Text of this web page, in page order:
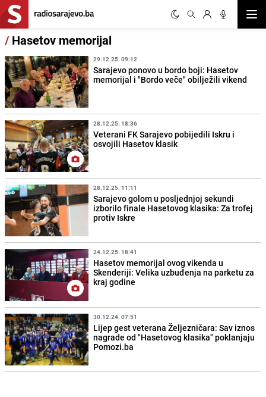
/ Hasetov memorijal
29.12.25. 09:12
Sarajevo ponovo u bordo boji: Hasetov
memorijal i "Bordo veče" obilježili vikend
28.12.25. 18:36
Veterani FK Sarajevo pobijedili Iskru i
osvojili Hasetov klasik
28.12.25. 11:11
Sarajevo golom u posljednjoj sekundi
izborilo finale Hasetovog klasika: Za trofej
protiv Iskre
24.12.25. 18:41
Hasetov memorijal ovog vikenda u
Skenderiji: Velika uzbuđenja na parketu za
kraj godine
30.12.24. 07:51
Lijep gest veterana Željezničara: Sav iznos
nagrade od "Hasetovog klasika" poklanjaju
Pomozi.ba